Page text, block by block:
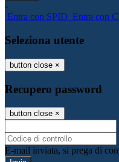
-
Entra con SPID Entra con
Seleziona utente
button close ×
Recupero password
button close ×
E-mail inviata, si prega di